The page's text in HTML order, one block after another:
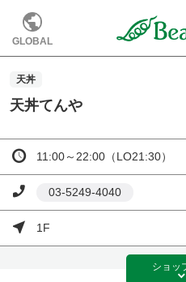
GLOBAL
天丼
天丼てんや
11:00～22:00（LO21:30）
03-5249-4040
1F
ショッ